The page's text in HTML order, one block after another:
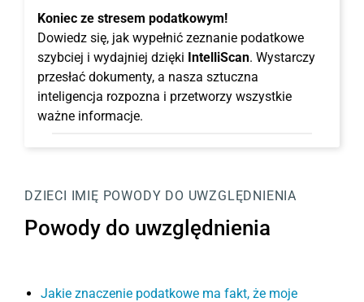
Koniec ze stresem podatkowym!
Dowiedz się, jak wypełnić zeznanie podatkowe
szybciej i wydajniej dzięki IntelliScan. Wystarczy
przesłać dokumenty, a nasza sztuczna
inteligencja rozpozna i przetworzy wszystkie
ważne informacje.
DZIECI IMIĘ POWODY DO UWZGLĘDNIENIA
Powody do uwzględnienia
Jakie znaczenie podatkowe ma fakt, że moje